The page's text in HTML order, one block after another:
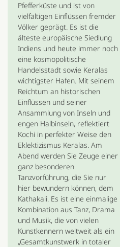
Pfefferküste und ist von
vielfältigen Einflüssen fremder
Völker geprägt. Es ist die
älteste europäische Siedlung
Indiens und heute immer noch
eine kosmopolitische
Handelsstadt sowie Keralas
wichtigster Hafen. Mit seinem
Reichtum an historischen
Einflüssen und seiner
Ansammlung von Inseln und
engen Halbinseln, reflektiert
Kochi in perfekter Weise den
Eklektizismus Keralas. Am
Abend werden Sie Zeuge einer
ganz besonderen
Tanzvorführung, die Sie nur
hier bewundern können, dem
Kathakali. Es ist eine einmalige
Kombination aus Tanz, Drama
und Musik, die von vielen
Kunstkennern weltweit als ein
„Gesamtkunstwerk in totaler